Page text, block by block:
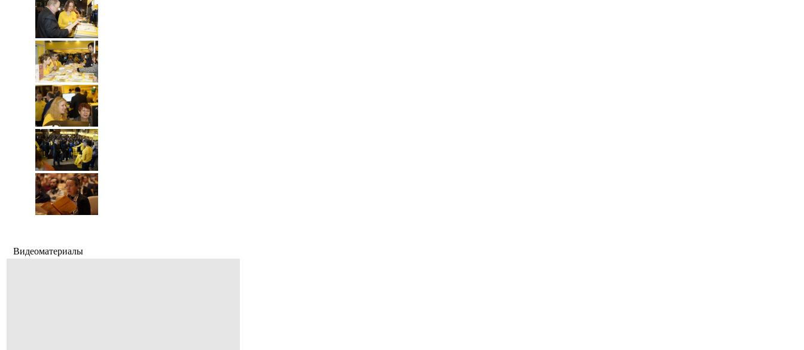
Видеоматериалы